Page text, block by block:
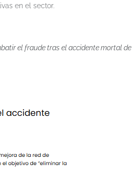
en el sector.
el fraude tras el accidente mortal de